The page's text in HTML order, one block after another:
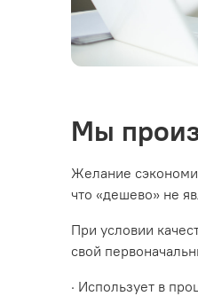
Мы
Желание
что «дешево» не
При условии
свой
· Использует в